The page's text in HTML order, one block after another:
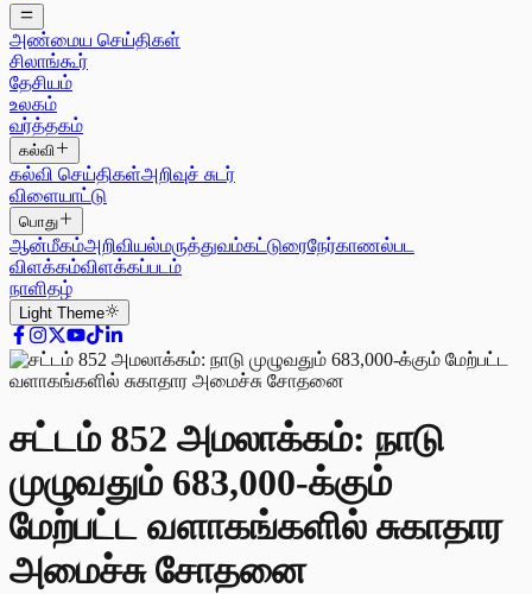
அண்மைய செய்திகள்
சிலாங்கூர்
தேசியம்
உலகம்
வர்த்தகம்
கல்வி
கல்வி செய்திகள்அறிவுச் சுடர்
விளையாட்டு
பொது
ஆன்மீகம்அறிவியல்மருத்துவம்கட்டுரைநேர்காணல்பட
விளக்கம்விளக்கப்படம்
நாளிதழ்
Light Theme
சட்டம் 852 அமலாக்கம்: நாடு
முழுவதும் 683,000-க்கும்
மேற்பட்ட வளாகங்களில் சுகாதார
அமைச்சு சோதனை